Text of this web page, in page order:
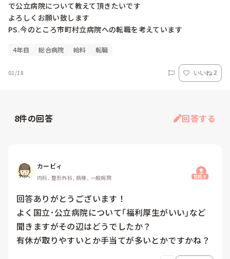
で公立病院について教えて頂きたいです
よろしくお願い致します
PS.今のところ市町村立病院への転職を考えています
4年目 総合病院 給料 転職
01/18 いいね 2
8件の回答 回答する
カービィ
内科, 整形外科, 病棟, 一般病院 質問主
回答ありがとうございます！
よく国立･公立病院について｢福利厚生がいい｣など
聞きますがその辺はどうでしたか？
有休が取りやすいとか手当てが多いとかですかね？